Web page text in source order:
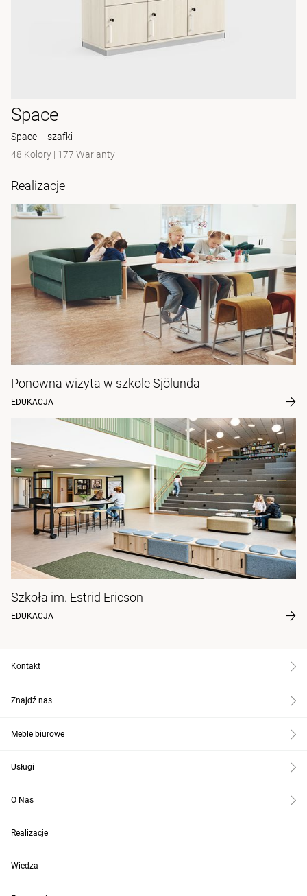
Space
Space – szafki
48 Kolory | 177 Warianty
Realizacje
Ponowna wizyta w szkole Sjölunda
EDUKACJA
Szkoła im. Estrid Ericson
EDUKACJA
Kontakt
Znajdź nas
Meble biurowe
Usługi
O Nas
Realizacje
Wiedza